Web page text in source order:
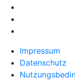
Impressum
Datenschutz